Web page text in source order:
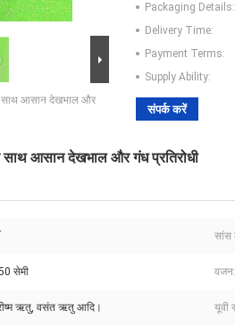
आसान देखभाल और
Packaging Details:
Delivery Time:
Payment Terms:
Supply Ability:
संपर्क करें
आसान देखभाल और गंध प्रतिरोधी
सांस
सेमी वजन:
ऋतु, वसंत ऋतु आदि। यूवी